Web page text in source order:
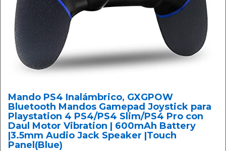
Mando PS4 Inalámbrico, GXGPOW
Bluetooth Mandos Gamepad Joystick para
Playstation 4 PS4/PS4 Slim/PS4 Pro con
Daul Motor Vibration | 600mAh Battery
|3.5mm Audio Jack Speaker |Touch
Panel(Blue)